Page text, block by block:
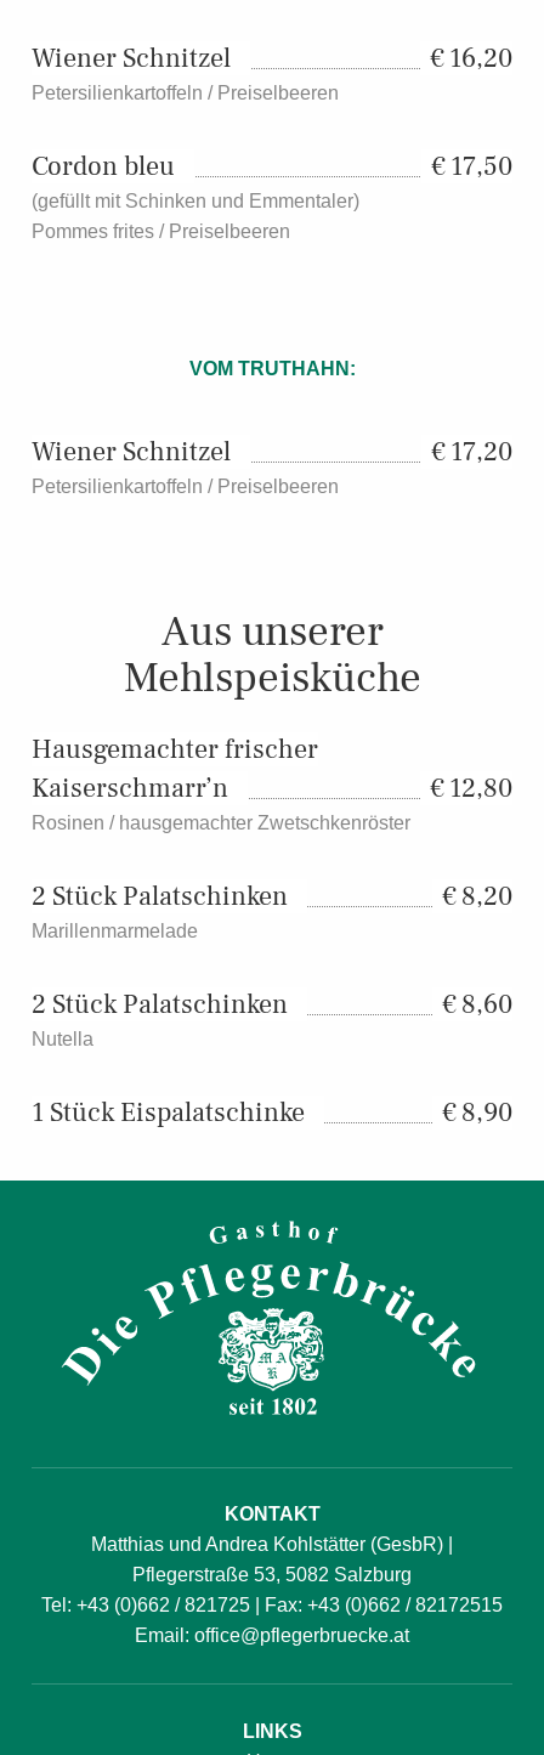
Wiener Schnitzel 16,20
Petersilienkartoffeln / Preiselbeeren
Cordon bleu 17,50
(gefüllt mit Schinken und Emmentaler)
Pommes frites / Preiselbeeren
VOM TRUTHAHN:
Wiener Schnitzel 17,20
Petersilienkartoffeln / Preiselbeeren
Aus unserer
Mehlspeisküche
Hausgemachter frischer
Kaiserschmarr’n
12,80
Rosinen / hausgemachter Zwetschkenröster
2 Stück Palatschinken 8,20
Marillenmarmelade
2 Stück Palatschinken 8,60
Nutella
1 Stück Eispalatschinke 8,90
KONTAKT
Matthias und Andrea Kohlstätter (GesbR) |
Pflegerstraße 53, 5082 Salzburg
Tel: +43 (0)662 / 821725 | Fax: +43 (0)662 / 82172515
Email: office@pflegerbruecke.at
LINKS